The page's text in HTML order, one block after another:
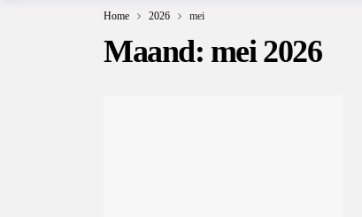
Home 2026 mei
Maand: mei 2026